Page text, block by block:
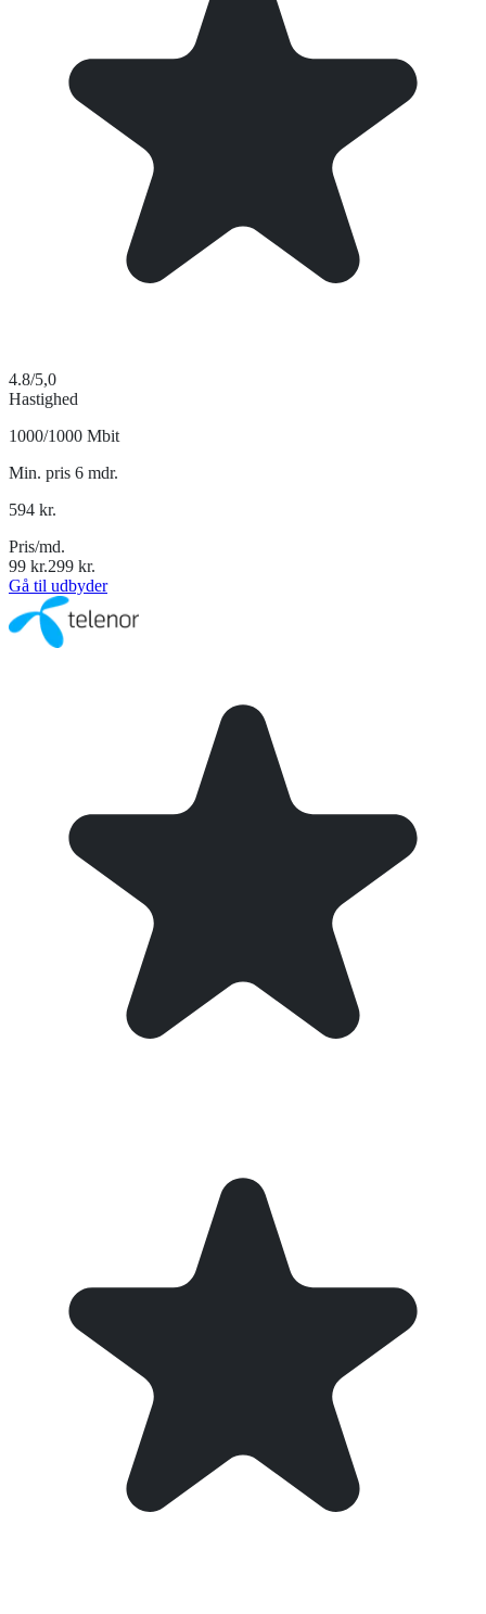
4.8/5,0
Hastighed
1000/1000 Mbit
Min. pris 6 mdr.
594 kr.
Pris/md.
99 kr.299 kr.
Gå til udbyder